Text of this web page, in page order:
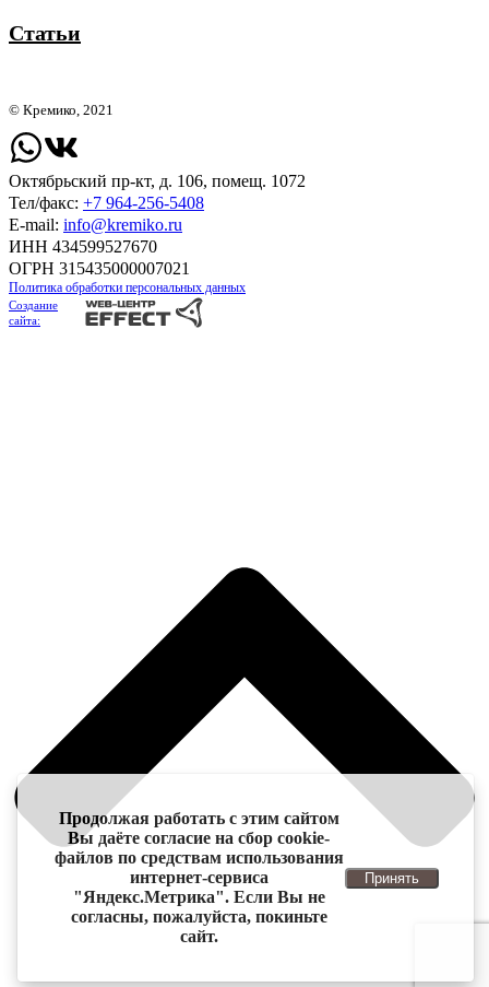
Статьи
© Кремико, 2021
Октябрьский пр-кт, д. 106, помещ. 1072
Тел/факс: +7 964-256-5408
Е-mail: info@kremiko.ru
ИНН 434599527670
ОГРН 315435000007021
Политика обработки персональных данных
Создание
сайта:
Продолжая работать с этим сайтом
Вы даёте согласие на сбор cookie-
файлов по средствам использования
интернет-сервиса
"Яндекс.Метрика". Если Вы не
согласны, пожалуйста, покиньте
сайт.
Принять